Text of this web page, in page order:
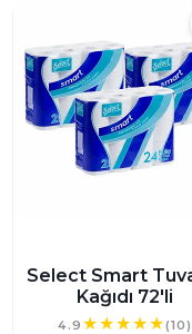
Select Smart
Kağıdı 72'li
4.9 (10)